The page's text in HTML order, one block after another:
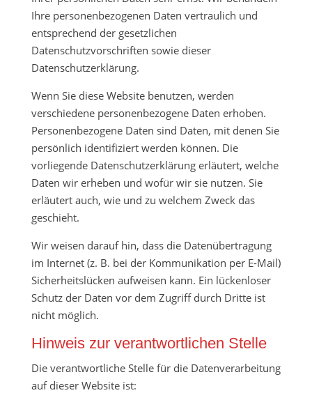
Ihre personenbezogenen Daten vertraulich und
entsprechend der gesetzlichen
Datenschutzvorschriften sowie dieser
Datenschutzerklärung.
Wenn Sie diese Website benutzen, werden
verschiedene personenbezogene Daten erhoben.
Personenbezogene Daten sind Daten, mit denen Sie
persönlich identifiziert werden können. Die
vorliegende Datenschutzerklärung erläutert, welche
Daten wir erheben und wofür wir sie nutzen. Sie
erläutert auch, wie und zu welchem Zweck das
geschieht.
Wir weisen darauf hin, dass die Datenübertragung
im Internet (z. B. bei der Kommunikation per E-Mail)
Sicherheitslücken aufweisen kann. Ein lückenloser
Schutz der Daten vor dem Zugriff durch Dritte ist
nicht möglich.
Hinweis zur verantwortlichen Stelle
Die verantwortliche Stelle für die Datenverarbeitung
auf dieser Website ist: